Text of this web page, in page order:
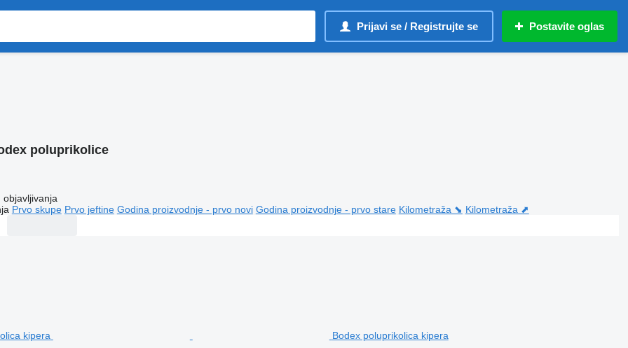
Prijavi se / Registrujte se Postavite oglas
poluprikolice
objavljivanja
Prvo skupe Prvo jeftine Godina proizvodnje - prvo novi Godina proizvodnje - prvo stare Kilometraža ⬊ Kilometraža ⬈
Bodex poluprikolica kipera